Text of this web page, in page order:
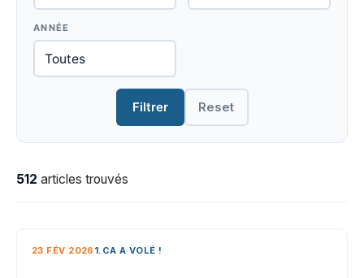
ANNÉE
Filtrer Reset
512 articles trouvés
23 FÉV 2026 1.CA A VOLÉ !